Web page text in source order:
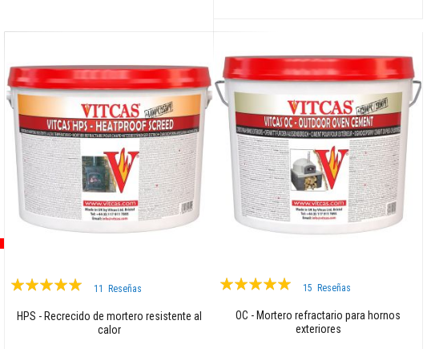
Añadir al carrito
Valoración:
11Reseñas
HPS - Recrecido de mortero resistente al
calor
Valoración:
15Reseñas
OC - Mortero refractario para hornos
exteriores